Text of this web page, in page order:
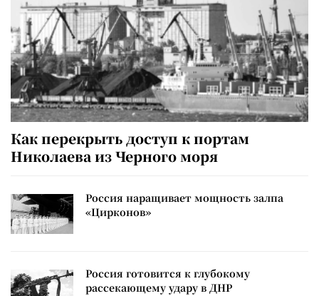
Как перекрыть доступ к портам
Николаева из Черного моря
Россия наращивает мощность залпа
«Цирконов»
Россия готовится к глубокому
рассекающему удару в ДНР